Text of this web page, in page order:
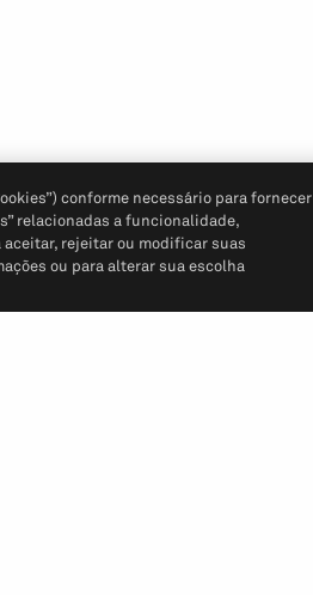
conforme necessário para fornecer
relacionadas a funcionalidade,
rejeitar ou modificar suas
ou para alterar sua escolha